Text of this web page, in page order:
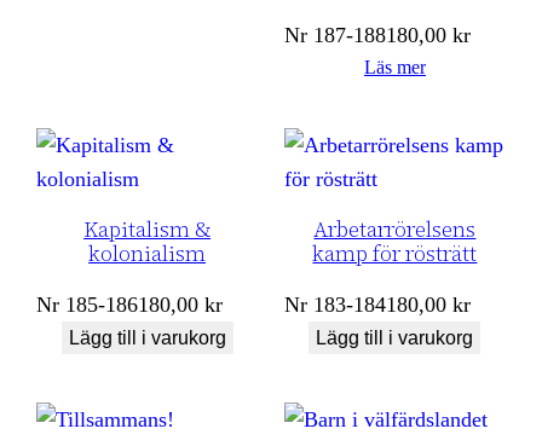
Nr 187-188180,00kr
Läs mer
Kapitalism &
kolonialism
Nr 185-186180,00kr
Lägg till i varukorg
Arbetarrörelsens
kamp för rösträtt
Nr 183-184180,00kr
Lägg till i varukorg